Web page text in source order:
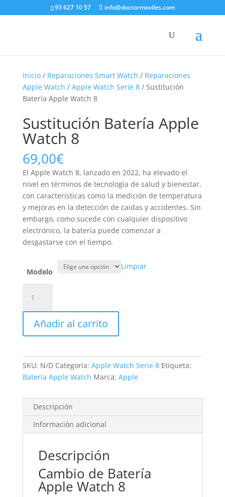
93 627 10 57 info@doctormoviles.com
Inicio/ Reparaciones Smart Watch / Reparaciones
Apple Watch / Apple Watch Serie 8/ Sustitución
Batería Apple Watch 8
Sustitución Batería Apple
Watch 8
69,00€
El Apple Watch 8, lanzado en 2022, ha elevado el
nivel en términos de tecnología de salud y bienestar,
con características como la medición de temperatura
y mejoras en la detección de caídas y accidentes. Sin
embargo, como sucede con cualquier dispositivo
electrónico, la batería puede comenzar a
desgastarse con el tiempo.
Modelo
Limpiar
Batería
Apple
Watch
8
Añadir al carrito
SKU: N/D Categoría: Apple Watch Serie 8 Etiqueta:
Batería Apple Watch Marca: Apple
Descripción
Información adicional
Descripción
Cambio de Batería
Apple Watch 8